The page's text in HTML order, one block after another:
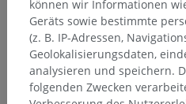
können wir Informationen
Geräts sowie bestimmte
(z. B. IP-Adressen,
Geolokalisierungsdaten,
analysieren und speichern.
folgenden Zwecken